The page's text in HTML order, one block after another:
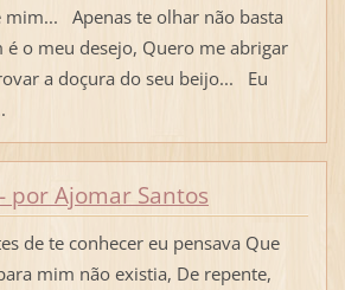
mim... Apenas te olhar não basta
é o meu desejo, Quero me abrigar
a doçura do seu beijo... Eu
por Ajomar Santos
de te conhecer eu pensava Que
mim não existia, De repente,